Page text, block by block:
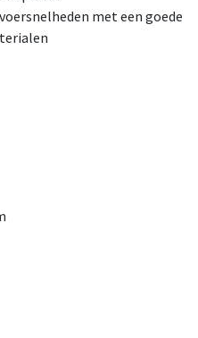
met een goede